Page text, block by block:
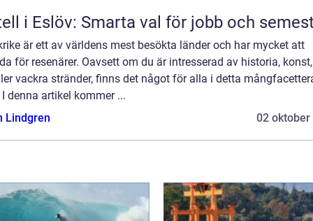
i Eslöv: Smarta val för jobb och
är ett av världens mest besökta länder och har mycket att
för resenärer. Oavsett om du är intresserad av historia,
vackra stränder, finns det något för alla i detta
denna artikel kommer ...
Lindgren
02 oktober